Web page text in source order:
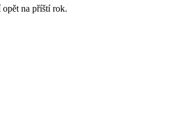
opět na příští rok.